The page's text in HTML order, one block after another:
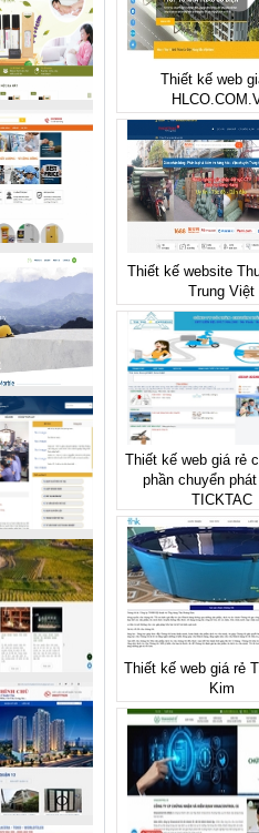
Thiết kế web
Thiết kế website
Trung Việt
Thiết kế web giá rẻ
phần chuyển
TICKTAC
Thiết kế web giá rẻ
Kim